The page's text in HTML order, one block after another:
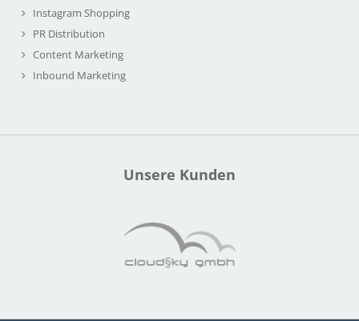
Instagram Shopping
PR Distribution
Content Marketing
Inbound Marketing
Unsere Kunden